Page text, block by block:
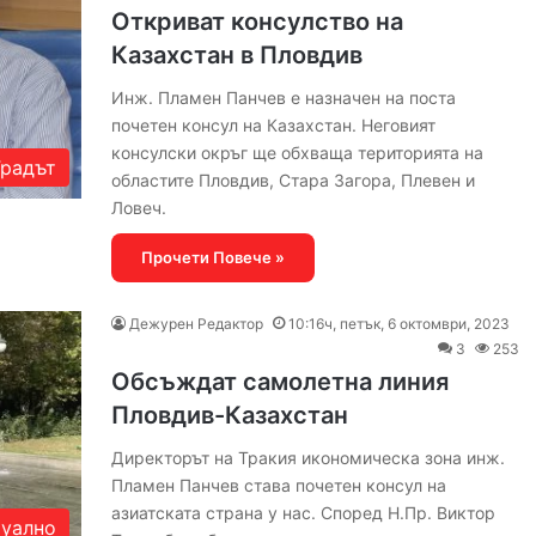
Откриват консулство на
Казахстан в Пловдив
Инж. Пламен Панчев е назначен на поста
почетен консул на Казахстан. Неговият
консулски окръг ще обхваща територията на
областите Пловдив, Стара Загора, Плевен и
Ловеч.
Прочети Повече »
Дежурен Редактор
10:16ч, петък, 6 октомври, 2023
3
253
Обсъждат самолетна линия
Пловдив-Казахстан
Директорът на Тракия икономическа зона инж.
Пламен Панчев става почетен консул на
азиатската страна у нас. Според Н.Пр. Виктор